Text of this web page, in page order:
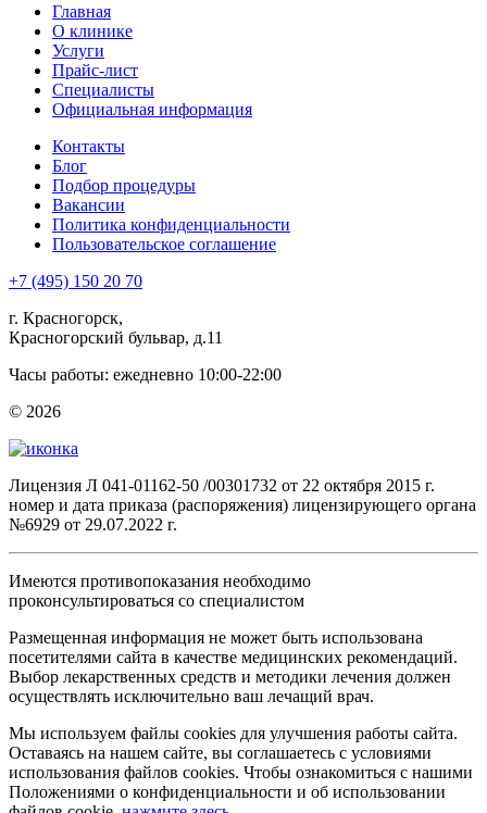
Главная
О клинике
Услуги
Прайс-лист
Специалисты
Официальная информация
Контакты
Блог
Подбор процедуры
Вакансии
Политика конфиденциальности
Пользовательское соглашение
+7 (495) 150 20 70
г. Красногорск,
Красногорский бульвар, д.11
Часы работы: ежедневно 10:00-22:00
© 2026
Лицензия Л 041-01162-50 /00301732 от 22 октября 2015 г.
номер и дата приказа (распоряжения) лицензирующего органа
№6929 от 29.07.2022 г.
Имеются противопоказания необходимо
проконсультироваться со специалистом
Размещенная информация не может быть использована
посетителями сайта в качестве медицинских рекомендаций.
Выбор лекарственных средств и методики лечения должен
осуществлять исключительно ваш лечащий врач.
Мы используем файлы cookies для улучшения работы сайта.
Оставаясь на нашем сайте, вы соглашаетесь с условиями
использования файлов cookies. Чтобы ознакомиться с нашими
Положениями о конфиденциальности и об использовании